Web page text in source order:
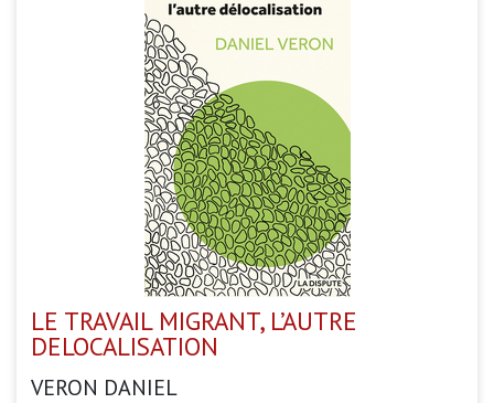
LE TRAVAIL MIGRANT, L’AUTRE
DELOCALISATION
VERON DANIEL